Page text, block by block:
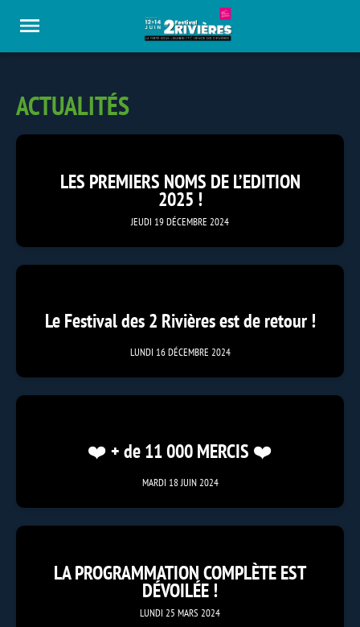
ACTUALITÉS
LES PREMIERS NOMS DE L’EDITION
2025 !
JEUDI 19 DÉCEMBRE 2024
Le Festival des 2 Rivières est de retour !
LUNDI 16 DÉCEMBRE 2024
❤️ + de 11 000 MERCIS ❤️
MARDI 18 JUIN 2024
LA PROGRAMMATION COMPLÈTE EST
DÉVOILÉE !
LUNDI 25 MARS 2024